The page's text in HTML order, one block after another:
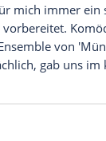
ein Kapitel.
bissigen
seiner
bleibt